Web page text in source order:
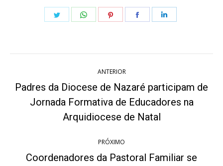
Share
Share
Share
Share
de
post:
ANTERIOR
Post
anterior:
Padres da Diocese de Nazaré participam de
Jornada Formativa de Educadores na
Arquidiocese de Natal
PRÓXIMO
Coordenadores da Pastoral Familiar se